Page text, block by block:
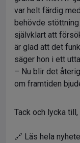
var helt färdig
behövde
självklart att
är glad att det
säger hon i ett
– Nu blir det
om framtiden
Tack och lycka till,
🔗 Läs hela